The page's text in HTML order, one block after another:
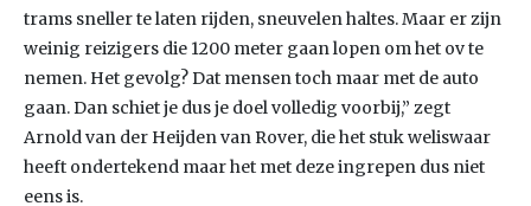
trams sneller te laten rijden, sneuvelen haltes. Maar er zijn
weinig reizigers die 1200 meter gaan lopen om het ov te
nemen. Het gevolg? Dat mensen toch maar met de auto
gaan. Dan schiet je dus je doel volledig voorbij,” zegt
Arnold van der Heijden van Rover, die het stuk weliswaar
heeft ondertekend maar het met deze ingrepen dus niet
eens is.